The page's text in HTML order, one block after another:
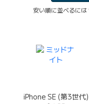
安い順に並べるには
iPhone SE (第3世代)